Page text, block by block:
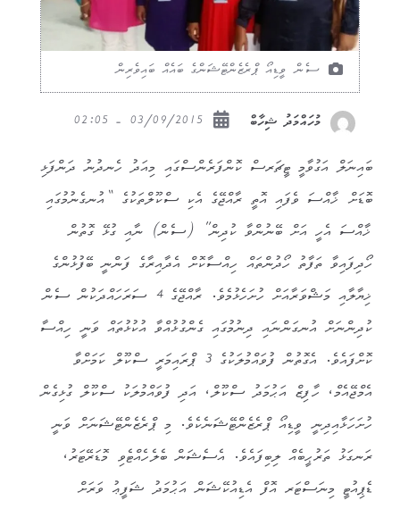
ސެން ވީޑިއޯ ޕްރެޒެންޓޭޝަންގެ ބައެއް ބައިވެރިން
މުހައްމަދު ޝިހާބް
ބައިނަލް އަގުވާމީ ޓީޗަރސް ކޮންފަރެންސްގައި މިއަދު ހެނދުނު ދަންފަޅި
ބޮޑަށް ޚާއްސަ ވެފައި އޮތީ ރާއްޖޭގެ އެކި ސްކޫލްތަކުގެ “އުނގެނުމުގައި
ޚާއްސަ އެހީ އަށް ބޭނުންވާ ކުދިން” (ސެން) ނާއި ގުޅޭ ގޮތުން
ހޯދިފައިވާ ތަފާތު ހޯދުންތައް ހިއްސާކޮށް އެދާއިރާގެ ފަންނީ ބޭފުޅުންގެ
ޚިޔާލާއި މަޝްވަރާއަށް ހުށަހެޅުމެވެ. ރާއްޖޭގެ 4 ސަރަހައްދަކުން ސެން
ކުދިންނަށް އުނގަންނައި ދިނުމުގައި ގެންގުޅުއްވާ އުކުޅުތައް ވަނީ ހިއްސާ
ކޮށްފައެވެ. އެގޮތުން ފުވައްމުލަކުގެ 3 ޕްރައިމަރީ ސްކޫލް ކަމަށްވާ
އެމްޖޭއެމް، ހާފިޒް އަޙުމަދު ސްކޫލް، އަދި ފުވައްމުލަކު ސްކޫލް ގުޅިގެން
ހުށަހަޅާއިދިނީ ވީޑިއޯ ޕްރެޒެންޓޭޝަނެކެވެ. މި ޕްރެޒެންޓޭޝަނަށް ވަނީ
ރަނގަޅު ތަރުޙީބެއް ލިބިފައެވެ. އެސެޝަން ބެލެހެއްޓެވި މޮޑަރޭޓަރު،
ޑެޕިއުޓީ މިނަސްޓަރ އޮފް އެޑިއުކޭޝަން އަޙުމަދު ޝަފީޢު ވަރަށް